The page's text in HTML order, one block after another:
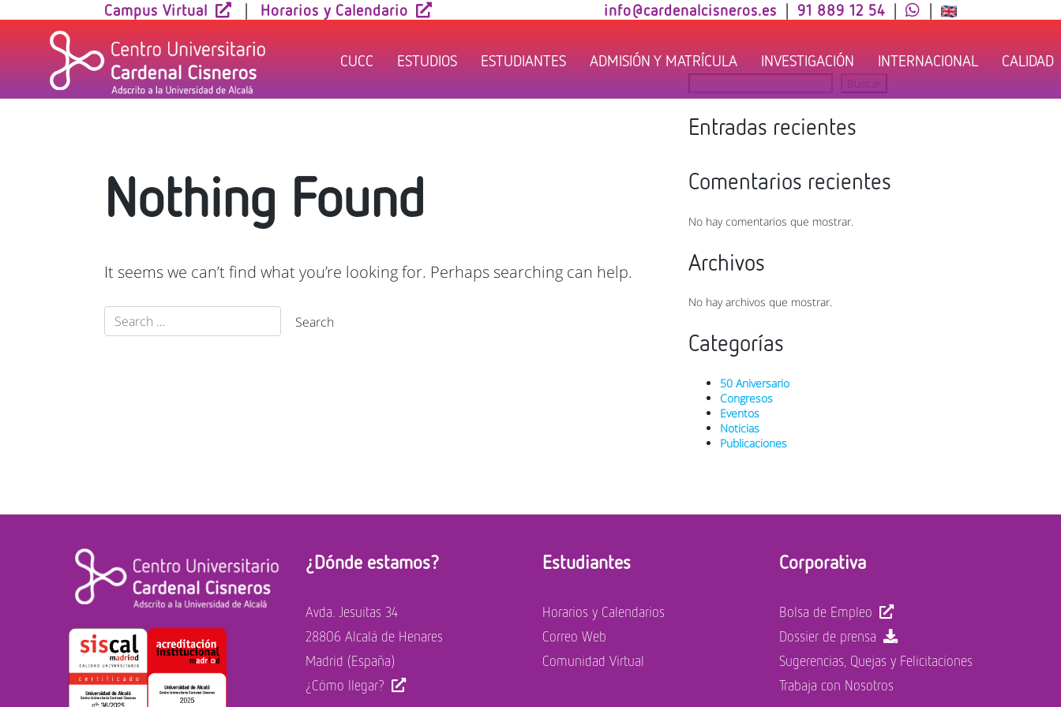
content
Campus Virtual | Horarios y Calendario info@cardenalcisneros.es | 91 889 12 54 | |
CUCC ESTUDIOS ESTUDIANTES ADMISIÓN Y MATRÍCULA INVESTIGACIÓN INTERNACIONAL CALIDAD
Nothing Found
It seems we can’t find what you’re looking for. Perhaps searching can help.
Buscar
Buscar
Entradas recientes
Comentarios recientes
No hay comentarios que mostrar.
Archivos
No hay archivos que mostrar.
Categorías
50 Aniversario
Congresos
Eventos
Noticias
Publicaciones
¿Dónde estamos?
Avda. Jesuitas 34
28806 Alcalá de Henares
Madrid (España)
¿Cómo llegar?
Estudiantes
Horarios y Calendarios
Correo Web
Comunidad Virtual
Corporativa
Bolsa de Empleo
Dossier de prensa
Sugerencias, Quejas y Felicitaciones
Trabaja con Nosotros